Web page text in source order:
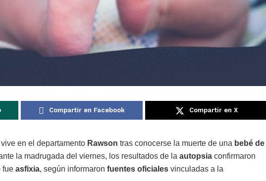
Compartir en Facebook Compartir en X
en el departamento Rawson tras conocerse la muerte de una bebé de
la madrugada del viernes, los resultados de la autopsia confirmaron
fue asfixia, según informaron fuentes oficiales vinculadas a la